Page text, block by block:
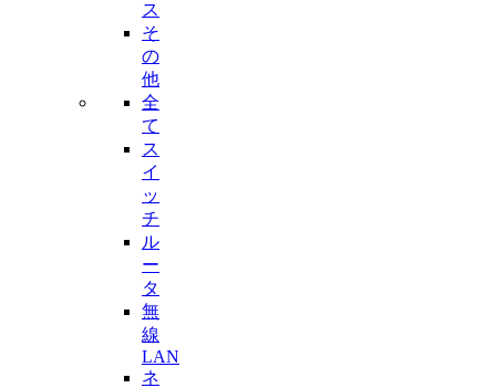
ス
そ
の
他
全
て
ス
イ
ッ
チ
ル
ー
タ
無
線
LAN
ネ